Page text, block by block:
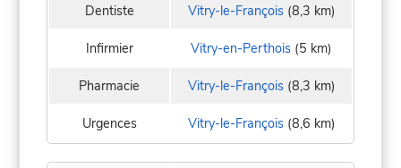
Dentiste Vitry-le-François(8,3 km)
Infirmier Vitry-en-Perthois (5 km)
Pharmacie Vitry-le-François(8,3 km)
Urgences Vitry-le-François(8,6 km)